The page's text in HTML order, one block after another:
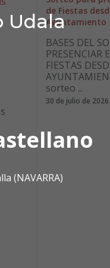
Udala
(NAVARRA)
de Fiestas
Ayuntamiento
BASES DEL
PRESENCIAR
FIESTAS
sorteo ...
30 de julio de